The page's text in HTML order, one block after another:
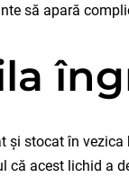
să apară
și stocat în
că acest lichid a